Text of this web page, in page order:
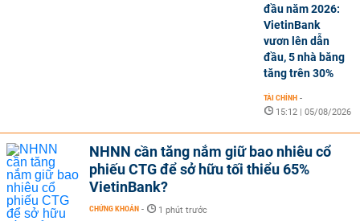
đầu năm 2026:
VietinBank
vươn lên dẫn
đầu, 5 nhà băng
tăng trên 30%
TÀI CHÍNH -
15:12 | 05/08/2026
NHNN cần tăng nắm giữ bao nhiêu cổ
phiếu CTG để sở hữu tối thiểu 65%
VietinBank?
CHỨNG KHOÁN - 1 phút trước